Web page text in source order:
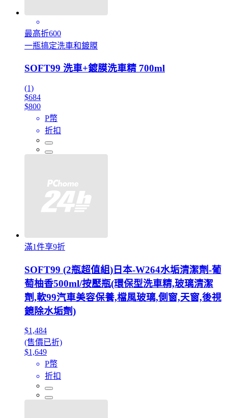
最高折600
一瓶搞定洗車和鍍膜
SOFT99 洗車+鍍膜洗車精 700ml
(1)
$684
$800
P幣
折扣
滿1件享9折
SOFT99 (2瓶超值組)日本-W264水垢清潔劑-葡
萄柚香500ml/按壓瓶(環保型洗車精,玻璃清潔
劑,軟99汽車美容保養,檔風玻璃,側窗,天窗,後視
鏡除水垢劑)
$1,484
(售價已折)
$1,649
P幣
折扣